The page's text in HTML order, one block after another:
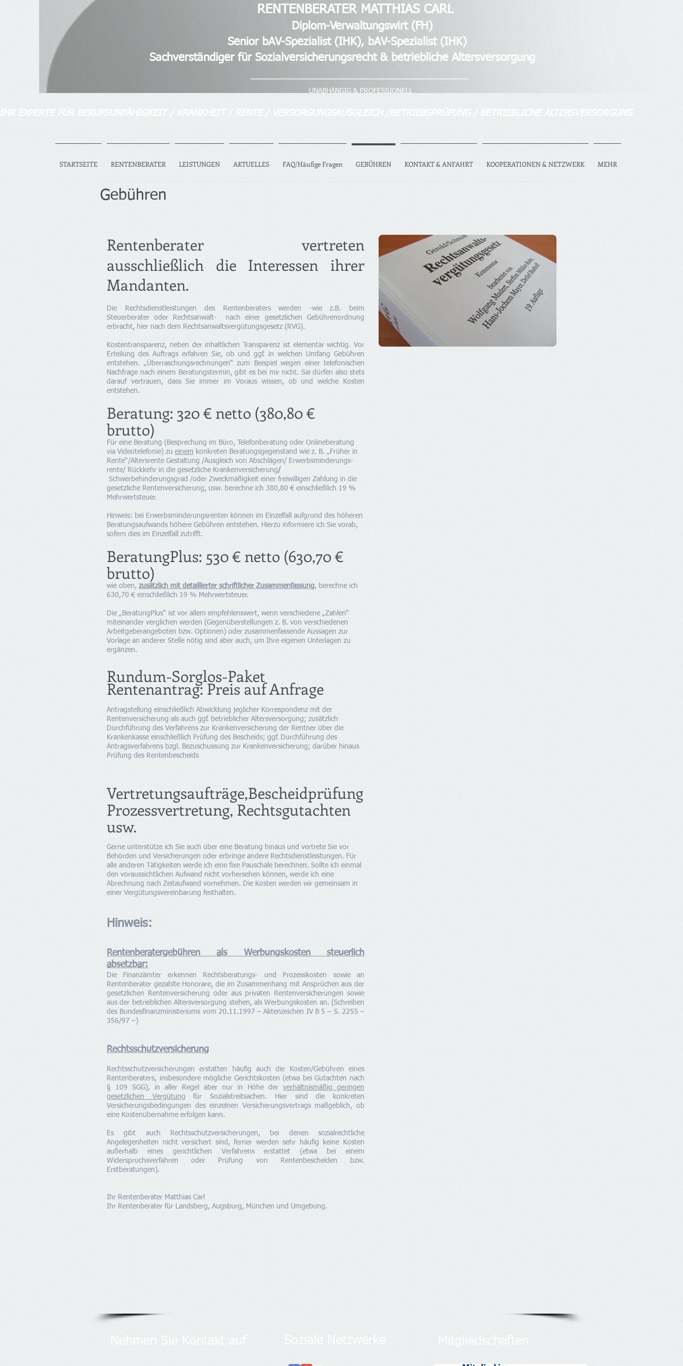
UNABHÄNGIG & PROFESSIONELL
IHR EXPERTE FÜR BERUFSUNFÄHIGKEIT / KRANKHEIT / RENTE / VERSORGUNGSAUSGLEICH /BETRIEBSPRÜFUNG / BETRIEBLICHE ALTERSVERSORGUNG
RENTENBERATER MATTHIAS CARL
Diplom-Verwaltungswirt (FH)
Senior bAV-Spezialist (IHK), bAV-Spezialist (IHK)
Sachverständiger für Sozialversicherungsrecht & betriebliche Altersversorgung
STARTSEITE RENTENBERATER LEISTUNGEN AKTUELLES FAQ/Häufige Fragen GEBÜHREN KONTAKT & ANFAHRT KOOPERATIONEN & NETZWERK MEHR
Gebühren
Rentenberater vertreten
ausschließlich die Interessen ihrer
Mandanten.
Die Rechtsdienstleistungen des Rentenberaters werden -wie z.B. beim
Steuerberater oder Rechtsanwalt- nach einer gesetzlichen Gebührenordnung
erbracht, hier nach dem Rechtsanwaltsvergütungsgesetz (RVG).
Kostentransparenz, neben der inhaltlichen Transparenz ist elementar wichtig. Vor
Erteilung des Auftrags erfahren Sie, ob und ggf. in welchen Umfang Gebühren
entstehen. „Überraschungsrechnungen“ zum Beispiel wegen einer telefonischen
Nachfrage nach einem Beratungstermin, gibt es bei mir nicht. Sie dürfen also stets
darauf vertrauen, dass Sie immer im Voraus wissen, ob und welche Kosten
entstehen.
Beratung: 320 € netto (380,80 €
brutto)
Für eine Beratung (Besprechung im Büro, Telefonberatung oder Onlineberatung
via Videotelefonie) zu einem konkreten Beratungsgegenstand wie z. B. „Früher in
Rente“/Altersrente Gestaltung /Ausgleich von Abschlägen/ Erwerbsminderungs-
rente/ Rückkehr in die gesetzliche Krankenversicherung/
Schwerbehinderungsgrad /oder Zweckmäßigkeit einer freiwilligen Zahlung in die
gesetzliche Rentenversicherung, usw. berechne ich 380,80 € einschließlich 19 %
Mehrwertsteuer.
Hinweis: bei Erwerbsminderungsrenten können im Einzelfall aufgrund des höheren
Beratungsaufwands höhere Gebühren entstehen. Hierzu informiere ich Sie vorab,
sofern dies im Einzelfall zutrifft.
BeratungPlus: 530 € netto (630,70 €
brutto)
wie oben, zusätzlich mit detaillierter schriftlicher Zusammenfassung, berechne ich
630,70 € einschließlich 19 % Mehrwertsteuer.
Die „BeratungPlus“ ist vor allem empfehlenswert, wenn verschiedene „Zahlen“
miteinander verglichen werden (Gegenüberstellungen z. B. von verschiedenen
Arbeitgeberangeboten bzw. Optionen) oder zusammenfassende Aussagen zur
Vorlage an anderer Stelle nötig sind aber auch, um Ihre eigenen Unterlagen zu
ergänzen.
Rundum-Sorglos-Paket
Rentenantrag: Preis auf Anfrage
Antragstellung einschließlich Abwicklung jeglicher Korrespondenz mit der
Rentenversicherung als auch ggf. betrieblicher Altersversorgung; zusätzlich
Durchführung des Verfahrens zur Krankenversicherung der Rentner über die
Krankenkasse einschließlich Prüfung des Bescheids; ggf. Durchführung des
Antragsverfahrens bzgl. Bezuschussung zur Krankenversicherung; darüber hinaus
Prüfung des Rentenbescheids
Vertretungsaufträge,Bescheidprüfung
Prozessvertretung, Rechtsgutachten
usw.
Gerne unterstütze ich Sie auch über eine Beratung hinaus und vertrete Sie vor
Behörden und Versicherungen oder erbringe andere Rechtsdienstleistungen. Für
alle anderen Tätigkeiten werde ich eine fixe Pauschale berechnen. Sollte ich einmal
den voraussichtlichen Aufwand nicht vorhersehen können, werde ich eine
Abrechnung nach Zeitaufwand vornehmen. Die Kosten werden wir gemeinsam in
einer Vergütungsvereinbarung festhalten.
Hinweis:
Rentenberatergebühren als Werbungskosten steuerlich
absetzbar:
Die Finanzämter erkennen Rechtsberatungs- und Prozesskosten sowie an
Rentenberater gezahlte Honorare, die im Zusammenhang mit Ansprüchen aus der
gesetzlichen Rentenversicherung oder aus privaten Rentenversicherungen sowie
aus der betrieblichen Altersversorgung stehen, als Werbungskosten an. (Schreiben
des Bundesfinanzministeriums vom 20.11.1997 – Aktenzeichen IV B 5 – S. 2255 –
356/97 –)
Rechtsschutzversicherung
Rechtsschutzversicherungen erstatten häufig auch die Kosten/Gebühren eines
Rentenberaters, insbesondere mögliche Gerichtskosten (etwa bei Gutachten nach
§ 109 SGG), in aller Regel aber nur in Höhe der verhältnismäßig geringen
gesetzlichen Vergütung für Sozialstreitsachen. Hier sind die konkreten
Versicherungsbedingungen des einzelnen Versicherungsvertrags maßgeblich, ob
eine Kostenübernahme erfolgen kann.
Es gibt auch Rechtsschutzversicherungen, bei denen sozialrechtliche
Angelegenheiten nicht versichert sind, ferner werden sehr häufig keine Kosten
außerhalb eines gerichtlichen Verfahrens erstattet (etwa bei einem
Widerspruchsverfahren oder Prüfung von Rentenbescheiden bzw.
Erstberatungen).
Ihr Rentenberater Matthias Carl
Ihr Rentenberater für Landsberg, Augsburg, München und Umgebung.
Nehmen Sie Kontakt auf Soziale Netzwerke Mitgliedschaften